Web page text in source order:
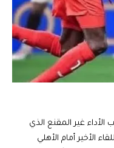
غير المقنع الذي
الأخير أمام الأهلي